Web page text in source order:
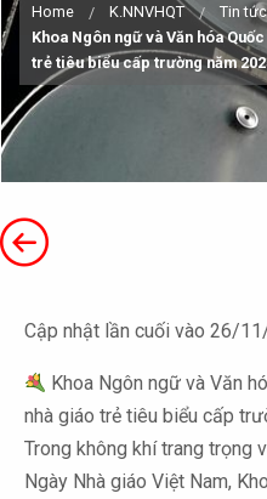
Home K.NNVHQT
Tin
Khoa Ngôn ngữ và Văn hóa
trẻ tiêu biểu cấp trường năm
Cập nhật lần cuối vào 26/
Khoa Ngôn ngữ và Văn
nhà giáo trẻ tiêu biểu cấp
Trong không khí trang trọng
Ngày Nhà giáo Việt Nam,